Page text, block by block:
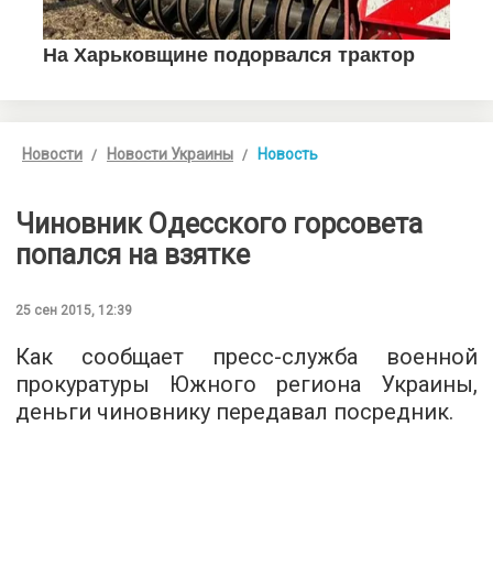
Новости Новости Украины Новость
Чиновник Одесского горсовета
попался на взятке
25 сен 2015, 12:39
Как сообщает пресс-служба военной
прокуратуры Южного региона Украины,
деньги чиновнику передавал посредник.